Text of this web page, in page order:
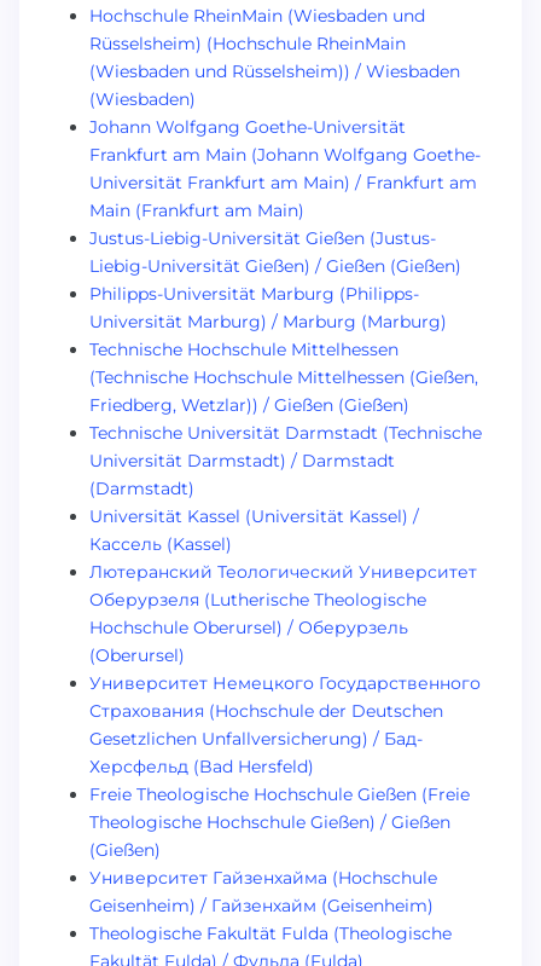
Hochschule RheinMain (Wiesbaden und
Rüsselsheim) (Hochschule RheinMain
(Wiesbaden und Rüsselsheim)) / Wiesbaden
(Wiesbaden)
Johann Wolfgang Goethe-Universität
Frankfurt am Main (Johann Wolfgang Goethe-
Universität Frankfurt am Main) / Frankfurt am
Main (Frankfurt am Main)
Justus-Liebig-Universität Gießen (Justus-
Liebig-Universität Gießen) / Gießen (Gießen)
Philipps-Universität Marburg (Philipps-
Universität Marburg) / Marburg (Marburg)
Technische Hochschule Mittelhessen
(Technische Hochschule Mittelhessen (Gießen,
Friedberg, Wetzlar)) / Gießen (Gießen)
Technische Universität Darmstadt (Technische
Universität Darmstadt) / Darmstadt
(Darmstadt)
Universität Kassel (Universität Kassel) /
Кассель (Kassel)
Лютеранский Теологический Университет
Оберурзеля (Lutherische Theologische
Hochschule Oberursel) / Оберурзель
(Oberursel)
Университет Немецкого Государственного
Страхования (Hochschule der Deutschen
Gesetzlichen Unfallversicherung) / Бад-
Херсфельд (Bad Hersfeld)
Freie Theologische Hochschule Gießen (Freie
Theologische Hochschule Gießen) / Gießen
(Gießen)
Университет Гайзенхайма (Hochschule
Geisenheim) / Гайзенхайм (Geisenheim)
Theologische Fakultät Fulda (Theologische
Fakultät Fulda) / Фульда (Fulda)